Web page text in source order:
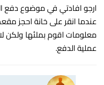
ارجو افادتي في موضوع دفع
عندما انقر على خانة احجز
معلومات اقوم بملئها ولكن
عملية الدفع.